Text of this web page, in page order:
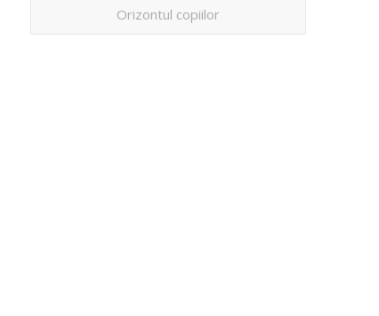
Orizontul copiilor